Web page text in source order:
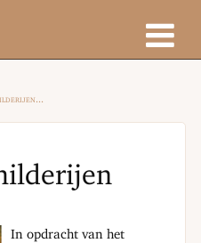
In opdracht van het